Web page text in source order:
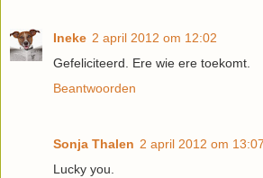
Ineke 2 april 2012 om 12:02
Gefeliciteerd. Ere wie ere toekomt.
Beantwoorden
Sonja Thalen 2 april 2012 om 13:07
Lucky you.